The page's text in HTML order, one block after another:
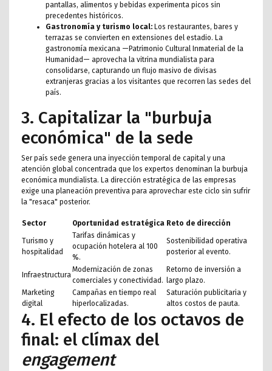
pantallas, alimentos y bebidas experimenta picos sin
precedentes históricos.
Gastronomía y turismo local: Los restaurantes, bares y
terrazas se convierten en extensiones del estadio. La
gastronomía mexicana —Patrimonio Cultural Inmaterial de la
Humanidad— aprovecha la vitrina mundialista para
consolidarse, capturando un flujo masivo de divisas
extranjeras gracias a los visitantes que recorren las sedes del
país.
3. Capitalizar la "burbuja
económica" de la sede
Ser país sede genera una inyección temporal de capital y una
atención global concentrada que los expertos denominan la burbuja
económica mundialista. La dirección estratégica de las empresas
exige una planeación preventiva para aprovechar este ciclo sin sufrir
la "resaca" posterior.
Sector Oportunidad estratégica Reto de dirección
Turismo y
hospitalidad
Tarifas dinámicas y
ocupación hotelera al 100
%.
Sostenibilidad operativa
posterior al evento.
Infraestructura
Modernización de zonas
comerciales y conectividad.
Retorno de inversión a
largo plazo.
Marketing
digital
Campañas en tiempo real
hiperlocalizadas.
Saturación publicitaria y
altos costos de pauta.
4. El efecto de los octavos de
final: el clímax del
engagement